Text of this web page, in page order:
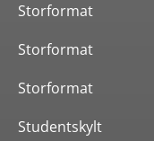
Storformat
Storformat
Storformat
Studentskylt